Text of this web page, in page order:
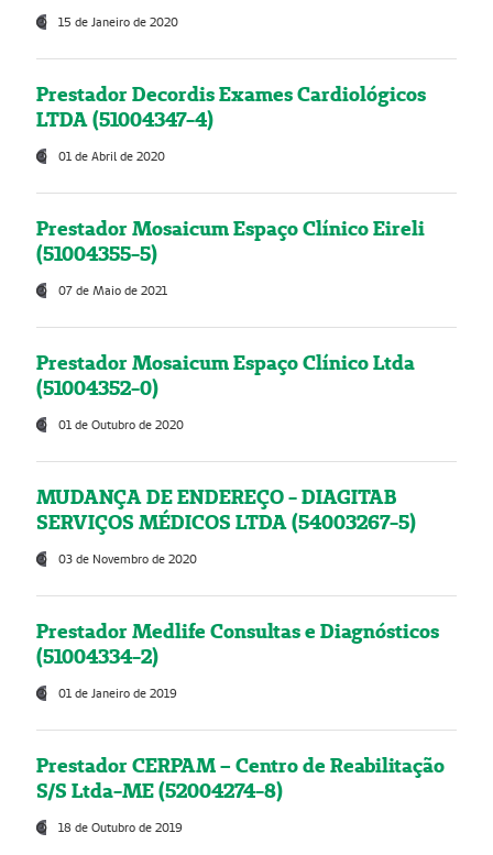
15 de Janeiro de 2020
Prestador Decordis Exames Cardiológicos
LTDA (51004347-4)
01 de Abril de 2020
Prestador Mosaicum Espaço Clínico Eireli
(51004355-5)
07 de Maio de 2021
Prestador Mosaicum Espaço Clínico Ltda
(51004352-0)
01 de Outubro de 2020
MUDANÇA DE ENDEREÇO - DIAGITAB
SERVIÇOS MÉDICOS LTDA (54003267-5)
03 de Novembro de 2020
Prestador Medlife Consultas e Diagnósticos
(51004334-2)
01 de Janeiro de 2019
Prestador CERPAM – Centro de Reabilitação
S/S Ltda-ME (52004274-8)
18 de Outubro de 2019